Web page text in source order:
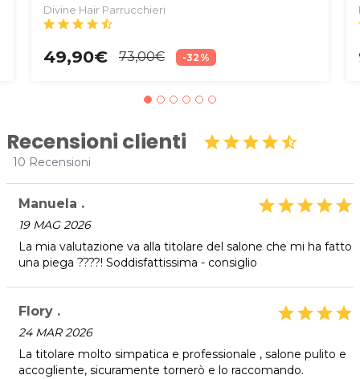
Divine Hair Parrucchieri
star star star star star_half
49,90€ 73,00€ -32%
Recensioni clienti starstarstarstarstar_half
10 Recensioni
Manuela .
19 MAG 2026
star
star
star
star
star
La mia valutazione va alla titolare del salone che mi ha fatto
una piega ????! Soddisfattissima - consiglio
Flory .
24 MAR 2026
star
star
star
star
La titolare molto simpatica e professionale , salone pulito e
accogliente, sicuramente tornerò e lo raccomando.